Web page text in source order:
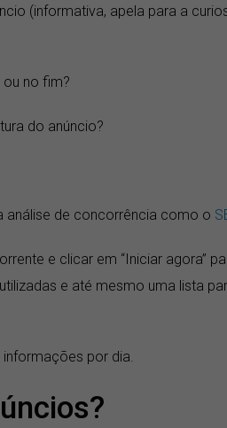
(informativa, apela para a
no fim?
do anúncio?
análise de concorrência como o
e clicar em “Iniciar agora”
e até mesmo uma lista
informações por dia.